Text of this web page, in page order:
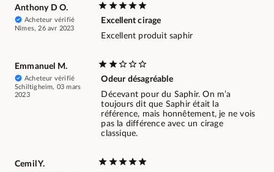
Anthony D O.
Acheteur vérifié
Nîmes, 26 avr 2023
Excellent cirage
Excellent produit saphir
Emmanuel M.
Acheteur vérifié
Schiltigheim, 03 mars
2023
Odeur désagréable
Décevant pour du Saphir. On m’a
toujours dit que Saphir était la
référence, mais honnêtement, je ne vois
pas la différence avec un cirage
classique.
Cemil Y.